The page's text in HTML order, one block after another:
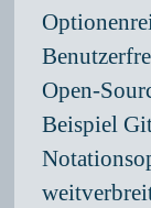
Open-
Beispiel